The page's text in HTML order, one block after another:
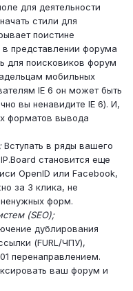
для деятельности
стили для
поистине
представлении форума
для поисковиков форум
мобильных
IE 6 он может быть
вы ненавидите IE 6). И,
форматов вывода
Вступать в ряды вашего
становится еще
OpenID или Facebook,
за 3 клика, не
форм.
(SEO);
дублирования
(FURL/ЧПУ),
перенаправлением.
ваш форум и